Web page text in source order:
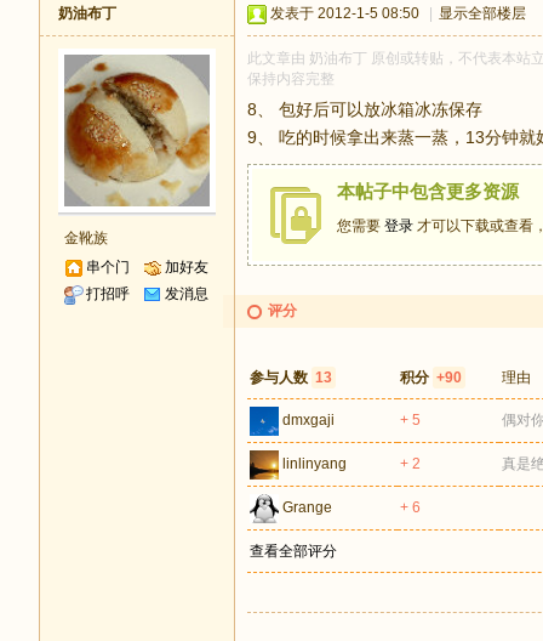
奶油布丁
金靴族
串个门
加好友
打招呼
发消息
发表于 2012-1-5 08:50 显示全部楼层
此文章由 奶油布丁 原创或转贴，不代表本站
保持内容完整
8、 包好后可以放冰箱冰冻保存
9、 吃的时候拿出来蒸一蒸，13分钟就
本帖子中包含更多资源
您需要 登录 才可以下载或查看
评分
参与人数 13 积分 +90 理由
dmxgaji + 5 偶对
linlinyang + 2 真是
Grange + 6
查看全部评分